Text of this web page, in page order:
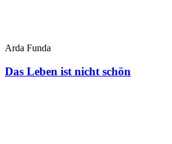
Arda Funda
Das Leben ist nicht schön